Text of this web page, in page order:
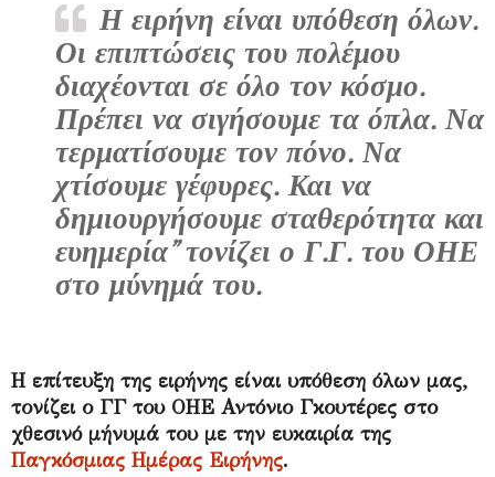
Η ειρήνη είναι υπόθεση όλων.
Οι επιπτώσεις του πολέμου
διαχέονται σε όλο τον κόσμο.
Πρέπει να σιγήσουμε τα όπλα. Να
τερματίσουμε τον πόνο. Να
χτίσουμε γέφυρες. Και να
δημιουργήσουμε σταθερότητα και
ευημερία” τονίζει ο Γ.Γ. του ΟΗΕ
στο μύνημά του.
Η επίτευξη της ειρήνης είναι υπόθεση όλων μας,
τονίζει ο ΓΓ του ΟΗΕ Αντόνιο Γκουτέρες στο
χθεσινό μήνυμά του με την ευκαιρία της
Παγκόσμιας Ημέρας Ειρήνης.